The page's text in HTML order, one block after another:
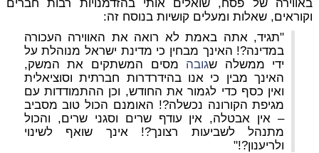
באווירה של פסח, שואלים אותי בהזדמנויות רבות חברים
וקוראים, שאלות ומעלים קושיות בנוסח זה:
"תגיד, אתה באמת לא רואה את האווירה העכורה
במדינה?! האינך מבחין כי מדינת ישראל מנוהלת על
ידי ממשלה שגובה מסים המשתקים את המשק,
האינך מבין כי אנו בהידרדרות חברתית וסוציאלית
ואין כסף כדי לגמור את החודש, וכן ההתמודדות עם
מגיפת הקורונה נכשלה?! האומנם הכול טוב מסביב
– אין אבטלה, אין עודף שרים וסגני שרים, והכול
מתנהל לשביעות רצונך?! אינך שואף לשינוי
ולריענון?!"